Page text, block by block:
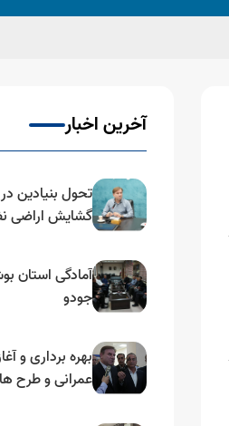
آخرین اخبار
تحول بنیادین
گشایش اراضی
آمادگی استان
جودو
بهره برداری و
عمرانی و طرح